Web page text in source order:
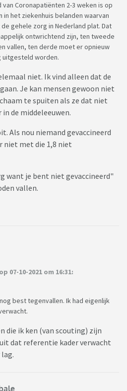
Coronapatiënten 2-3 weken is op
in het ziekenhuis belanden waarvan
gehele zorg in Nederland plat. Dat
ontwrichtend zijn, ten tweede
vallen, ten derde moet er opnieuw
uitgesteld worden.
niet. Ik vind alleen dat de
Je kan mensen gewoon niet
te spuiten als ze dat niet
de middeleeuwen.
Als nou niemand gevaccineerd
niet met die 1,8 niet
want je bent niet gevaccineerd"
vallen.
07-10-2021 om 16:31:
best tegenvallen. Ik had eigenlijk
die ik ken (van scouting) zijn
dat referentie kader verwacht